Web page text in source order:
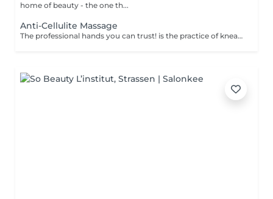
home of beauty - the one th...
Anti-Cellulite Massage
The professional hands you can trust! is the practice of kneading or manipulating a person's muscles and other soft-tissue in order to reduce stress, reduce muscle pain, increase relaxation and improve the work of the immune system. Benefits of getting an anti-cellulite massage: - improves blood circulation - congestion in the skin goes away - metabolic processes in cells and tissues are activated - muscles and tissues are saturated with oxygen and minerals - skin becomes smooth and elastic How is massage anti-cellulite done? - back is massaged - arms are massaged - legs are massaged - belly is massaged Age restrictions: recommended to do from 16 years. Post procedure recommendations: do not do sport and any sharp movements for 2-3 hours after the procedure. Frequency: 2-3 times per week, 10 times in total. Repeat once in 3-6 months.